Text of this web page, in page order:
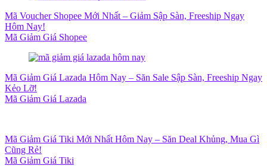
Mã Voucher Shopee Mới Nhất – Giảm Sập Sàn, Freeship Ngay
Hôm Nay!
Mã Giảm Giá Shopee
Mã Giảm Giá Lazada Hôm Nay – Săn Sale Sập Sàn, Freeship Ngay
Kẻo Lỡ!
Mã Giảm Giá Lazada
Mã Giảm Giá Tiki Mới Nhất Hôm Nay – Săn Deal Khủng, Mua Gì
Cũng Rẻ!
Mã Giảm Giá Tiki